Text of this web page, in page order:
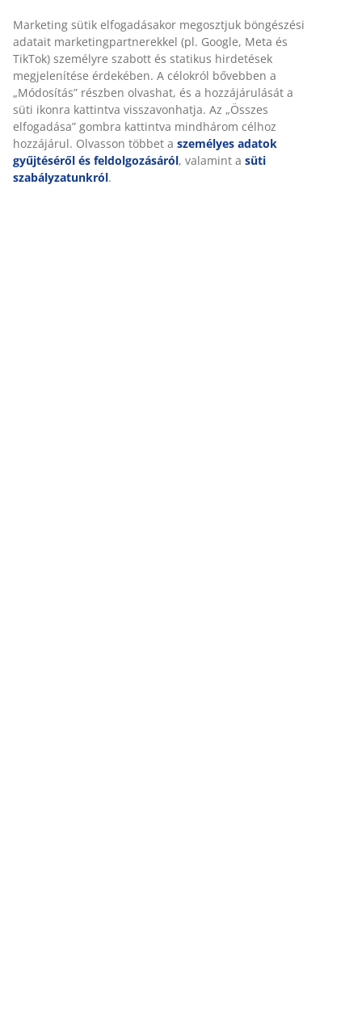
Marketing sütik elfogadásakor megosztjuk böngészési
adatait marketingpartnerekkel (pl. Google, Meta és
TikTok) személyre szabott és statikus hirdetések
megjelenítése érdekében. A célokról bővebben a
„Módosítás” részben olvashat, és a hozzájárulását a
süti ikonra kattintva visszavonhatja. Az „Összes
elfogadása” gombra kattintva mindhárom célhoz
hozzájárul. Olvasson többet a személyes adatok
gyűjtéséről és feldolgozásáról, valamint a süti
szabályzatunkról.